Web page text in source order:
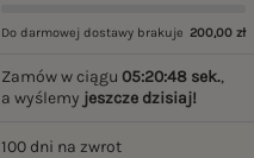
Do darmowej dostawy brakuje 200,00 zł
Zamów w ciągu05:20:47 sek.,
a wyślemy jeszcze dzisiaj!
100 dni na zwrot